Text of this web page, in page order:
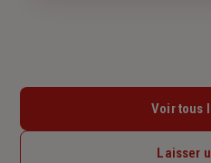
Voir tous
Laisser